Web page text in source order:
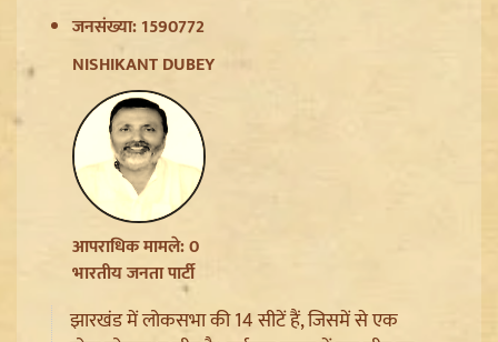
Ladakh Formation Day: शांति और विकास की नई ऊंचाइयों
पर लद्दाख, LG ने PM Modi और Amit Shah का जताया
जनसंख्या: 1590772
NISHIKANT DUBEY
आपराधिक मामले: 0
भारतीय जनता पार्टी
झारखंड में लोकसभा की 14 सीटें हैं, जिसमें से एक